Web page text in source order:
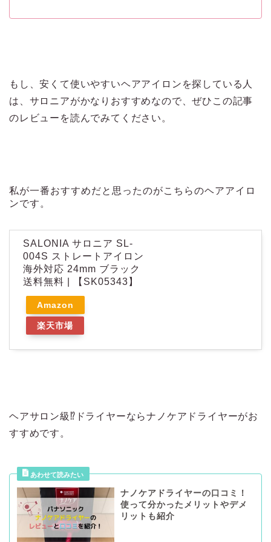
もし、安くて使いやすいヘアアイロンを探している人
は、サロニアがかなりおすすめなので、ぜひこの記事
のレビューを読んでみてください。
私が一番おすすめだと思ったのがこちらのヘアアイロ
ンです。
SALONIA サロニア SL-
004S ストレートアイロン
海外対応 24mm ブラック
送料無料 | 【SK05343】
Amazon
楽天市場
ヘアサロン級⁉ドライヤーならナノケアドライヤーがお
すすめです。
ナノケアドライヤーの口コミ！
使って分かったメリットやデメ
リットも紹介